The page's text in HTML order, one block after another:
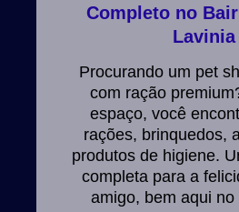
Completo no
Lavinia
Procurando um pet
com ração
espaço, você
rações, brinquedos,
produtos de higiene.
completa para a
amigo, bem aqui no